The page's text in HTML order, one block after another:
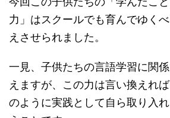
力」はスクールでも育んでゆく
えさせられました。
一見、子供たちの言語学習に関
えますが、この力は言い換えれ
のように実践として自ら取り入